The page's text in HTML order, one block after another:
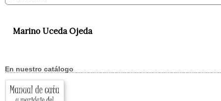
Marino Uceda Ojeda
En nuestro catálogo